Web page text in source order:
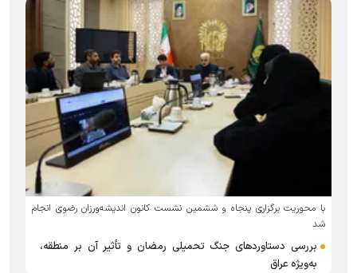
با محوریت برگزاری پنجاه و ششمین نشست کانون اندیشه‌ورزان رضوی انجام
شد
بررسی دستاورد‌های جنگ تحمیلی رمضان و تأثیر آن بر منطقه،
به‌ویژه عراق